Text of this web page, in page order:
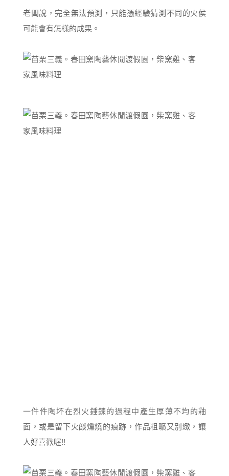
老闆說，完全無法預測，只能憑經驗猜測不同的火侯
可能會有怎樣的成果。
一件件陶坏在烈火錘鍊的過程中產生厚薄不均的釉
面，或是留下火燄燻燒的痕跡，作品粗曠又別緻，讓
人好喜歡喔!!